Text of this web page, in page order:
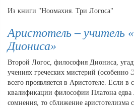
Из книги "Ноомахия. Три Логоса"
Аристотель – учитель
Диониса»
Второй Логос, философия Диониса,
учениях греческих мистерий (особенно
всего проявляется в Аристотеле. Если в
квалификации философии Платона едва
сомнения, то сближение аристотелизма